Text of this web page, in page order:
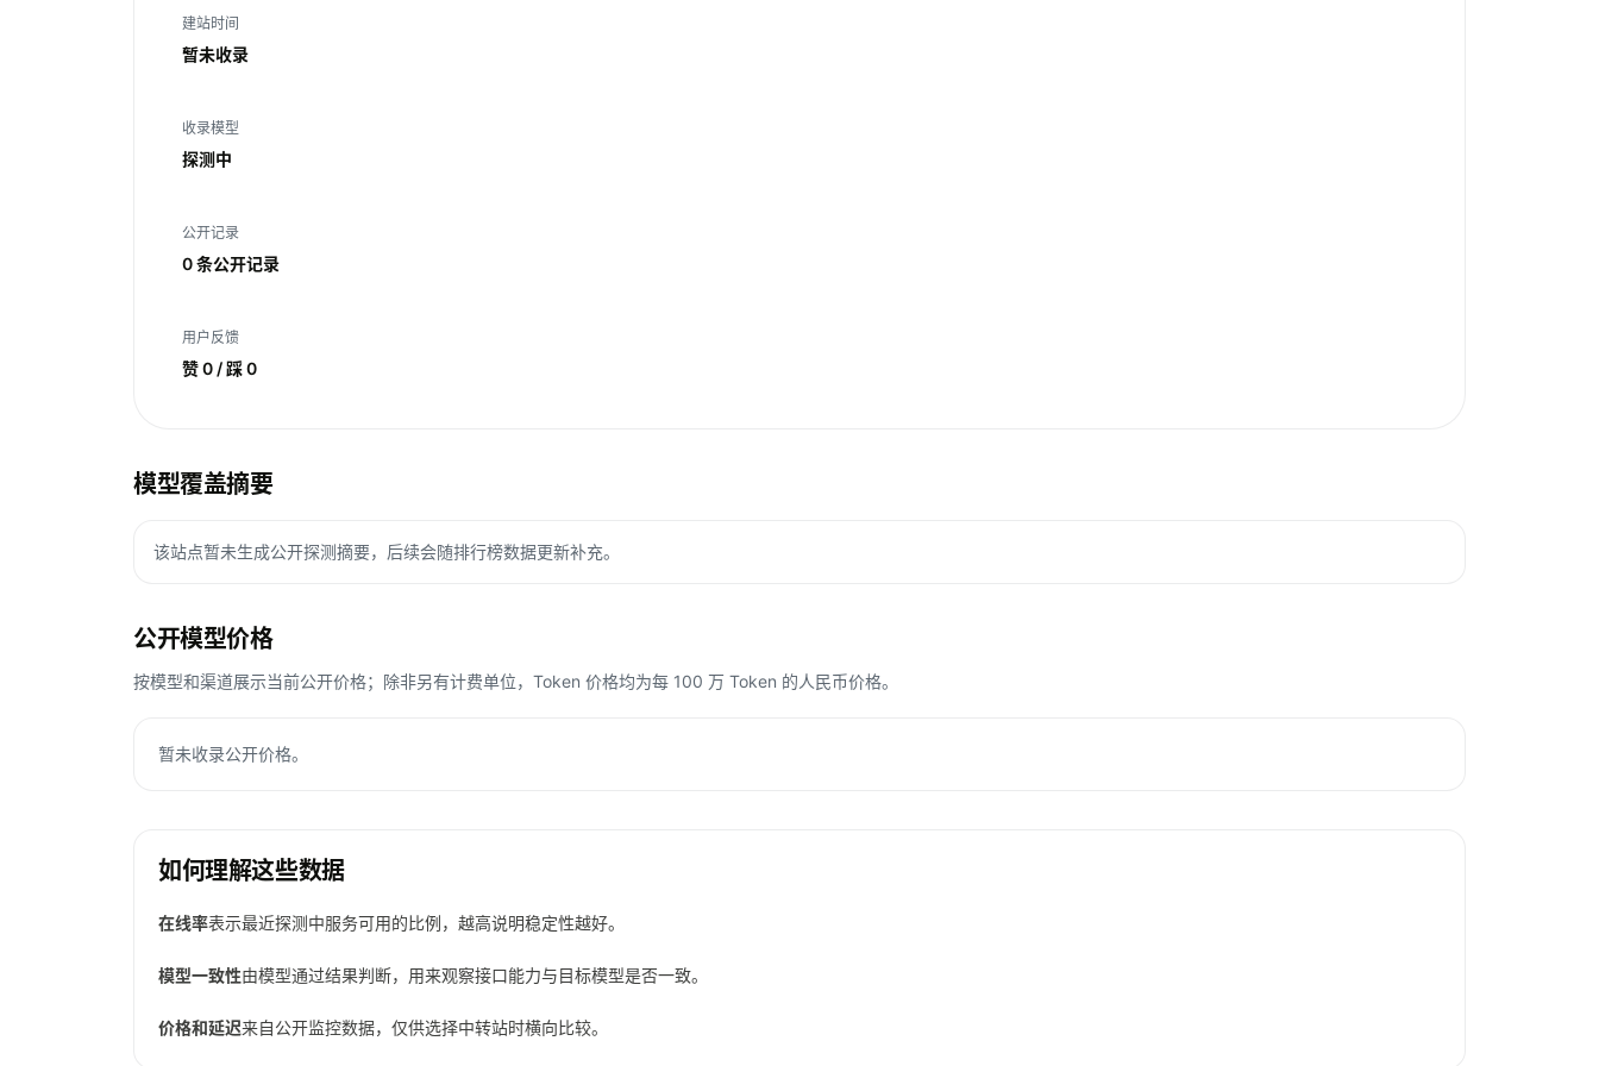
建站时间
暂未收录
收录模型
探测中
公开记录
0 条公开记录
用户反馈
赞 0 / 踩 0
模型覆盖摘要
该站点暂未生成公开探测摘要，后续会随排行榜数据更新补充。
公开模型价格
按模型和渠道展示当前公开价格；除非另有计费单位，Token 价格均为每 100 万 Token 的人民币价格。
暂未收录公开价格。
如何理解这些数据
在线率表示最近探测中服务可用的比例，越高说明稳定性越好。
模型一致性由模型通过结果判断，用来观察接口能力与目标模型是否一致。
价格和延迟来自公开监控数据，仅供选择中转站时横向比较。